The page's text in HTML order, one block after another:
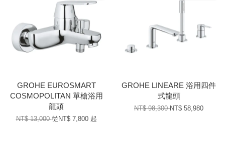
GROHE EUROSMART
COSMOPOLITAN 單槍浴用
龍頭
NT$ 13,000從 NT$ 7,800 起
GROHE LINEARE 浴用四件
式龍頭
NT$ 98,300NT$ 58,980